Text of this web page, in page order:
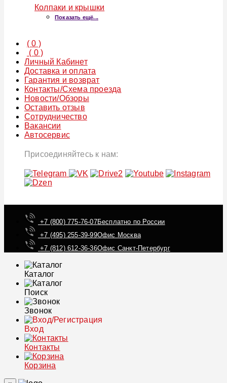
Колпаки и крышки
Показать ещё...
(0 )
( 0)
Личный Кабинет
Доставка и оплата
Гарантия и возврат
Контакты/Схема проезда
Новости/Обзоры
Оставить отзыв
Сотрудничество
Вакансии
Автосервис
Присоединяйтесь к нам:
+7 (800) 775-76-07Бесплатно по России
+7 (495) 255-39-99Офис Москва
+7 (812) 612-36-36Офис Санкт-Петербург
Каталог
Поиск
Звонок
Вход
Контакты
Корзина